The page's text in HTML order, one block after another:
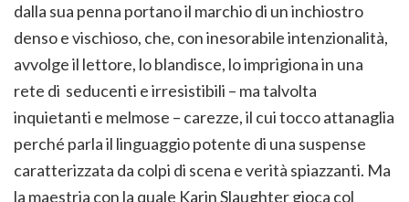
dalla sua penna portano il marchio di un inchiostro
denso e vischioso, che, con inesorabile intenzionalità,
avvolge il lettore, lo blandisce, lo imprigiona in una
rete di seducenti e irresistibili – ma talvolta
inquietanti e melmose – carezze, il cui tocco attanaglia
perché parla il linguaggio potente di una suspense
caratterizzata da colpi di scena e verità spiazzanti. Ma
la maestria con la quale Karin Slaughter gioca col